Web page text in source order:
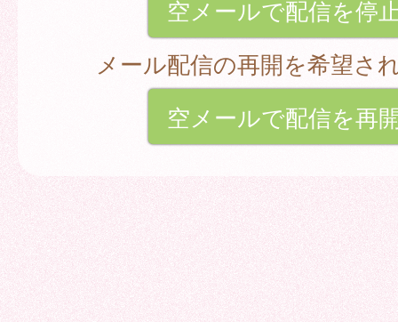
空メールで配信を停
メール配信の再開を希望さ
空メールで配信を再